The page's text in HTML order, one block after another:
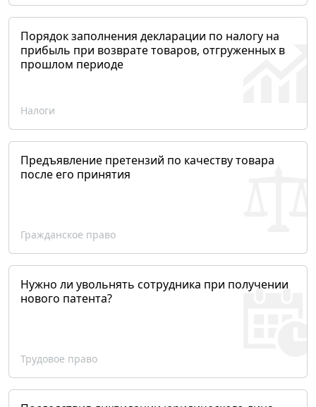
Порядок заполнения декларации по налогу на
прибыль при возврате товаров, отгруженных в
прошлом периоде
Налоги
Предъявление претензий по качеству товара
после его принятия
Гражданское право
Нужно ли увольнять сотрудника при получении
нового патента?
Трудовое право